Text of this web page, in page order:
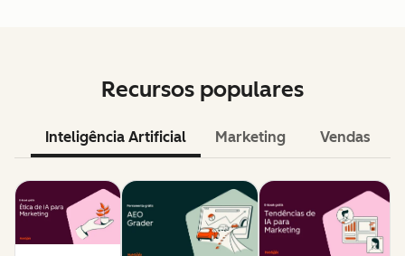
Recursos populares
Inteligência Artificial Marketing Vendas